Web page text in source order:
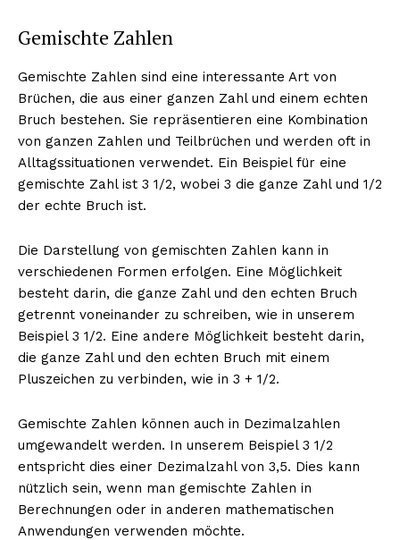
Gemischte Zahlen
Gemischte Zahlen sind eine interessante Art von
Brüchen, die aus einer ganzen Zahl und einem echten
Bruch bestehen. Sie repräsentieren eine Kombination
von ganzen Zahlen und Teilbrüchen und werden oft in
Alltagssituationen verwendet. Ein Beispiel für eine
gemischte Zahl ist 3 1/2, wobei 3 die ganze Zahl und 1/2
der echte Bruch ist.
Die Darstellung von gemischten Zahlen kann in
verschiedenen Formen erfolgen. Eine Möglichkeit
besteht darin, die ganze Zahl und den echten Bruch
getrennt voneinander zu schreiben, wie in unserem
Beispiel 3 1/2. Eine andere Möglichkeit besteht darin,
die ganze Zahl und den echten Bruch mit einem
Pluszeichen zu verbinden, wie in 3 + 1/2.
Gemischte Zahlen können auch in Dezimalzahlen
umgewandelt werden. In unserem Beispiel 3 1/2
entspricht dies einer Dezimalzahl von 3,5. Dies kann
nützlich sein, wenn man gemischte Zahlen in
Berechnungen oder in anderen mathematischen
Anwendungen verwenden möchte.